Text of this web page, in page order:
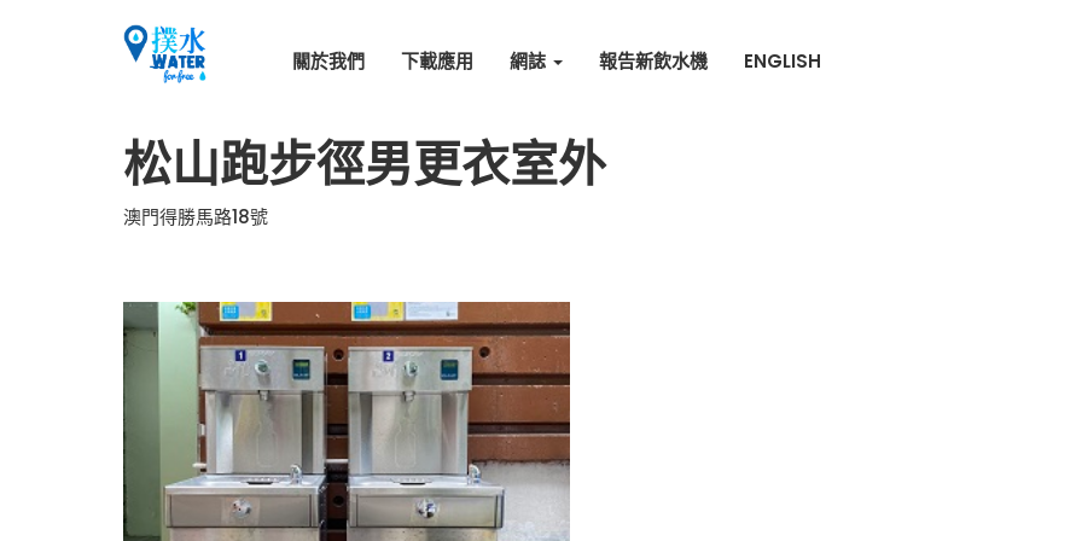
關於我們 下載應用 網誌 報告新飲水機 ENGLISH
松山跑步徑男更衣室外
澳門得勝馬路18號